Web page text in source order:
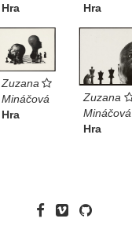
Hra
Hra
Zuzana
Mináčová
Hra
Zuzana
Mináčová
Hra